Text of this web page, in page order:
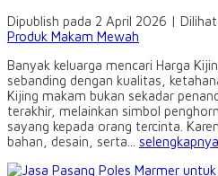
Dipublish pada 2 April 2026 |
Produk Makam Mewah
Banyak keluarga mencari Harga
sebanding dengan kualitas,
Kijing makam bukan sekadar
terakhir, melainkan simbol
sayang kepada orang tercinta.
bahan, desain, serta... selengkapnya